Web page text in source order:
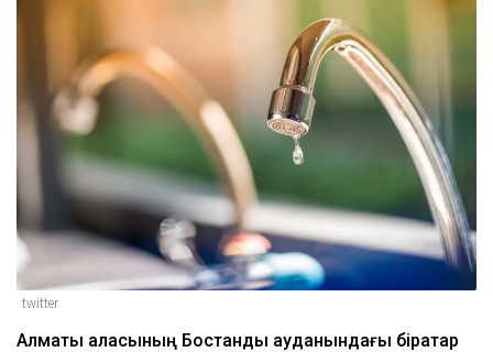
twitter
Алматы қаласының Бостандық ауданындағы бірқатар